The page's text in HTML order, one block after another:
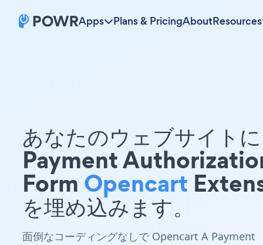
Apps Plans & PricingAboutResources
あなたのウェブサイト
Payment
Form Opencart
を埋め込みます。
面倒なコーディングなしで Opencart A Payment